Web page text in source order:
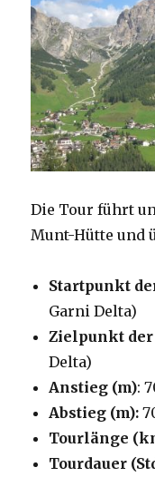
Die Tour führt
Munt-Hütte und
Startpunkt
Garni Delta)
Zielpunkt der
Delta)
Anstieg (m):
Abstieg (m):
Tourlänge
Tourdauer